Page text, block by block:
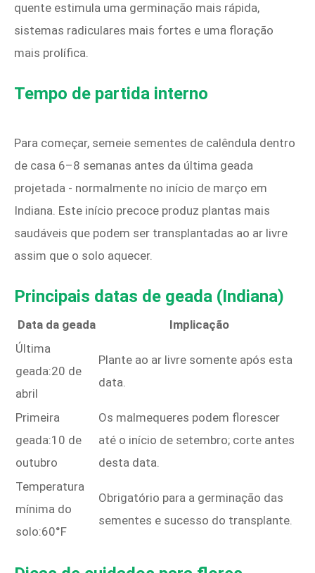
quente estimula uma germinação mais rápida,
sistemas radiculares mais fortes e uma floração
mais prolífica.
Tempo de partida interno
Para começar, semeie sementes de calêndula dentro
de casa 6–8 semanas antes da última geada
projetada - normalmente no início de março em
Indiana. Este início precoce produz plantas mais
saudáveis ​​que podem ser transplantadas ao ar livre
assim que o solo aquecer.
Principais datas de geada (Indiana)
Data da geada
Implicação
Última
geada:20 de
abril
Plante ao ar livre somente após esta
data.
Primeira
geada:10 de
outubro
Os malmequeres podem florescer
até o início de setembro; corte antes
desta data.
Temperatura
mínima do
solo:60°F
Obrigatório para a germinação das
sementes e sucesso do transplante.